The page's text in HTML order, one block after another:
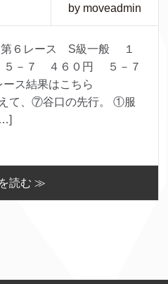
by moveadmin
第６レース S級一般 １
－７ ４６０円 ５－７
ス結果はこちら
て、⑦谷口の先行。 ①服
読む ≫